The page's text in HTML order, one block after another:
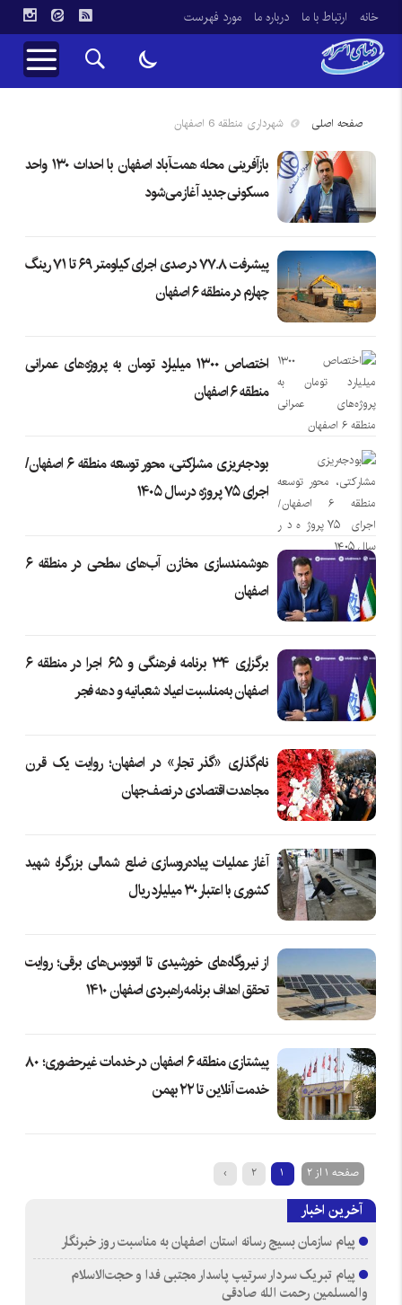
خانه ارتباط با ما درباره ما مورد فهرست
صفحه اصلی شهرداری منطقه 6 اصفهان
بازآفرینی محله همت‌آباد اصفهان با احداث ۱۳۰ واحد
مسکونی جدید آغاز می‌شود
پیشرفت ۷۷.۸ درصدی اجرای کیلومتر ۶۹ تا ۷۱ رینگ
چهارم در منطقه ۶ اصفهان
اختصاص ۱۳۰۰ میلیارد تومان به پروژه‌های عمرانی
منطقه ۶ اصفهان
بودجه‌ریزی مشارکتی، محور توسعه منطقه ۶ اصفهان/
اجرای ۷۵ پروژه در سال ۱۴۰۵
هوشمندسازی مخازن آب‌های سطحی در منطقه ۶
اصفهان
برگزاری ۳۴ برنامه فرهنگی و ۶۵ اجرا در منطقه ۶
اصفهان به‌مناسبت اعیاد شعبانیه و دهه فجر
نام‌گذاری «گذر تجار» در اصفهان؛ روایت یک قرن
مجاهدت اقتصادی در نصف‌جهان
آغاز عملیات پیاده‌روسازی ضلع شمالی بزرگراه شهید
کشوری با اعتبار ۳۰ میلیارد ریال
از نیروگاه‌های خورشیدی تا اتوبوس‌های برقی؛ روایت
تحقق اهداف برنامه راهبردی اصفهان ۱۴۱۰
پیشتازی منطقه ۶ اصفهان در خدمات غیرحضوری؛ ۸۰
خدمت آنلاین تا ۲۲ بهمن
صفحه 1 از 2 1
2
›
آخرین اخبار
پیام سازمان بسیج رسانه استان اصفهان به مناسبت روز خبرنگار
پیام تبریک سردار سرتیپ پاسدار مجتبی فدا و حجت‌الاسلام
والمسلمین رحمت الله صادقی